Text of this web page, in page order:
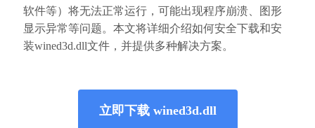
软件等）将无法正常运行，可能出现程序崩溃、图形
显示异常等问题。本文将详细介绍如何安全下载和安
装wined3d.dll文件，并提供多种解决方案。
立即下载 wined3d.dll